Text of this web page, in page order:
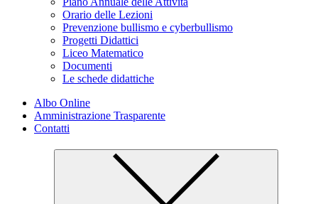
Orario delle Lezioni
Prevenzione bullismo e cyberbullismo
Progetti Didattici
Liceo Matematico
Documenti
Le schede didattiche
Albo Online
Amministrazione Trasparente
Contatti